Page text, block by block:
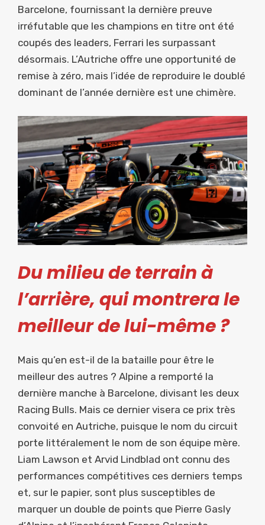
Barcelone, fournissant la dernière preuve
irréfutable que les champions en titre ont été
coupés des leaders, Ferrari les surpassant
désormais. L’Autriche offre une opportunité de
remise à zéro, mais l’idée de reproduire le doublé
dominant de l’année dernière est une chimère.
Du milieu de terrain à
l’arrière, qui montrera le
meilleur de lui-même ?
Mais qu’en est-il de la bataille pour être le
meilleur des autres ? Alpine a remporté la
dernière manche à Barcelone, divisant les deux
Racing Bulls. Mais ce dernier visera ce prix très
convoité en Autriche, puisque le nom du circuit
porte littéralement le nom de son équipe mère.
Liam Lawson et Arvid Lindblad ont connu des
performances compétitives ces derniers temps
et, sur le papier, sont plus susceptibles de
marquer un double de points que Pierre Gasly